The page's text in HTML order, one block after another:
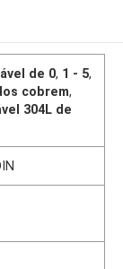
de 0, 1 - 5,
cobrem,
304L de